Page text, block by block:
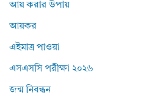
আয় করার উপায়
আয়কর
এইমাত্র পাওয়া
এসএসসি পরীক্ষা ২০২৬
জন্ম নিবন্ধন